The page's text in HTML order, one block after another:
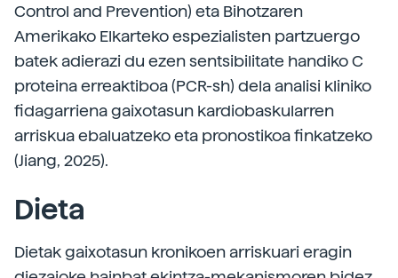
Control and Prevention) eta Bihotzaren
Amerikako Elkarteko espezialisten partzuergo
batek adierazi du ezen sentsibilitate handiko C
proteina erreaktiboa (PCR-sh) dela analisi kliniko
fidagarriena gaixotasun kardiobaskularren
arriskua ebaluatzeko eta pronostikoa finkatzeko
(Jiang, 2025).
Dieta
Dietak gaixotasun kronikoen arriskuari eragin